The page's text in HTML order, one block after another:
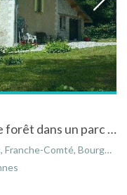
Maison de caractère en lisière de forêt dans un parc arboré à deux pas d'Ornans avec vue sur la Loue
Franche-Comté, France